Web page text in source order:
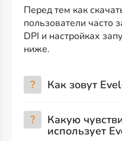
Перед тем как
пользователи часто
DPI и настройках
ниже.
? Как зовут
? Какую
использует